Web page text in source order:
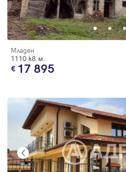
Младен
1110 кв.м.
17 895